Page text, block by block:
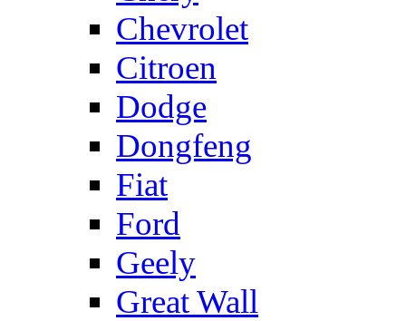
Chevrolet
Citroen
Dodge
Dongfeng
Fiat
Ford
Geely
Great Wall